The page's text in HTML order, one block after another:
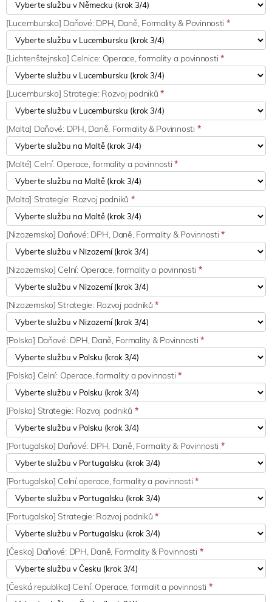
[Lucembursko] Daňové: DPH, Daně, Formality & Povinnosti *
[Lichtenštejnsko] Celnice: Operace, formality a povinnosti*
[Lucembursko] Strategie: Rozvoj podniků*
[Malta] Daňové: DPH, Daně, Formality & Povinnosti *
[Malté] Celní: Operace, formality a povinnosti*
[Malta] Strategie: Rozvoj podniků *
[Nizozemsko] Daňové: DPH, Daně, Formality & Povinnosti*
[Nizozemsko] Celní: Operace, formality a povinnosti*
[Nizozemsko] Strategie: Rozvoj podniků*
[Polsko] Daňové: DPH, Daně, Formality & Povinnosti*
[Polsko] Celní: Operace, formality a povinnosti*
[Polsko] Strategie: Rozvoj podniků *
[Portugalsko] Daňové: DPH, Daně, Formality & Povinnosti *
[Portugalsko] Celní operace, formality a povinnosti*
[Portugalsko] Strategie: Rozvoj podniků*
[Česko] Daňové: DPH, Daně, Formality & Povinnosti *
[Česká republika] Celní: Operace, formalit a povinnosti *